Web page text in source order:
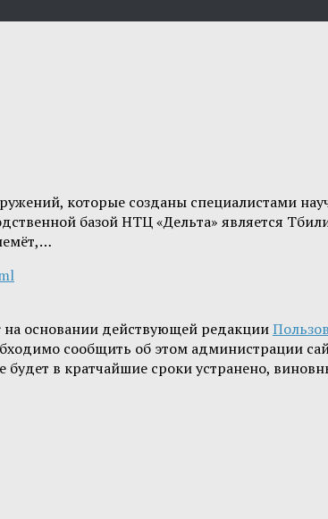
которые созданы специалистами
базой НТЦ «Дельта» является
на основании действующей редакции
сообщить об этом администрации
в кратчайшие сроки устранено,